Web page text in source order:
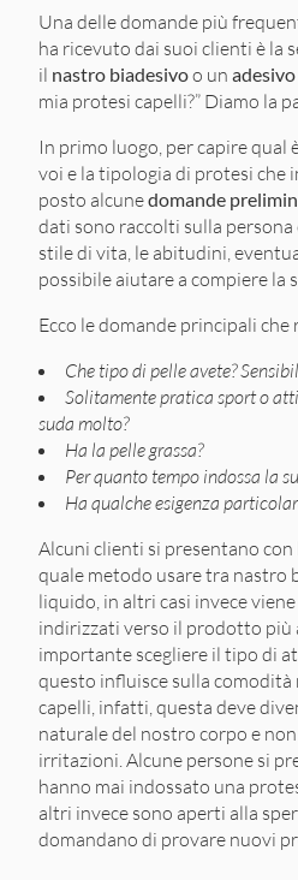
Una delle domande più
ha ricevuto dai suoi clienti è la
il nastro biadesivoo un
mia protesi capelli?” Diamo la
In primo luogo, per capire qual
voi e la tipologia di protesi che
posto alcunedomande
dati sono raccolti sulla persona
stile di vita, le abitudini,
possibile aiutare a compiere la
Ecco le domande principali
Che tipo di pelle avete?
Solitamente pratica sport o
suda molto?
Ha la pelle grassa?
Per quanto tempo indossa la
Ha qualche esigenza
Alcuni clienti si presentano con
quale metodo usare tra nastro
liquido, in altri casi invece
indirizzati verso il prodotto più
importante scegliere il tipo di
questo influisce sulla comodità
capelli, infatti, questa deve
naturale del nostro corpo e
irritazioni. Alcune persone si
hanno mai indossato una
altri invece sono aperti alla
domandano di provare nuovi